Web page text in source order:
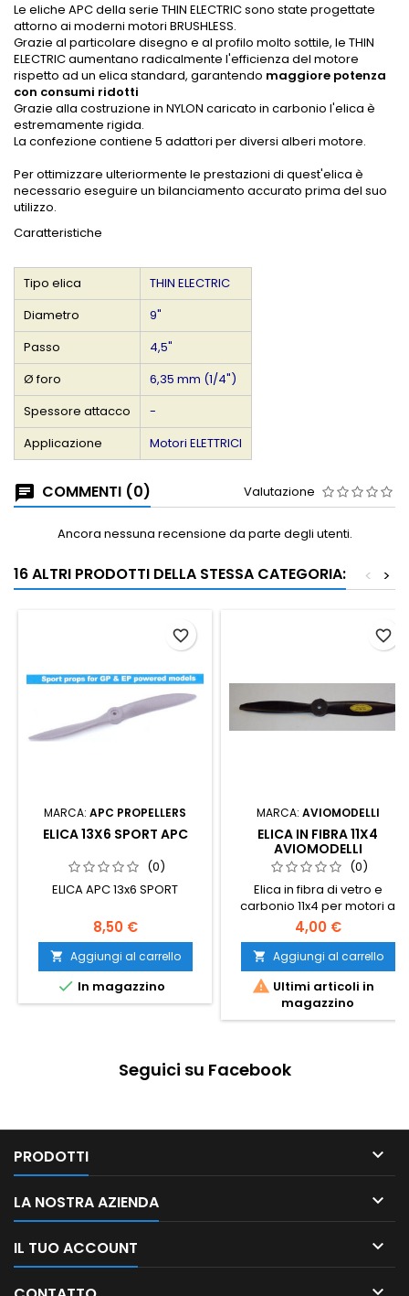
Le eliche APC della serie THIN ELECTRIC sono state progettate
attorno ai moderni motori BRUSHLESS.
Grazie al particolare disegno e al profilo molto sottile, le THIN
ELECTRIC aumentano radicalmente l'efficienza del motore
rispetto ad un elica standard, garantendo maggiore potenza
con consumi ridotti
Grazie alla costruzione in NYLON caricato in carbonio l'elica è
estremamente rigida.
La confezione contiene 5 adattori per diversi alberi motore.
Per ottimizzare ulteriormente le prestazioni di quest'elica è
necessario eseguire un bilanciamento accurato prima del suo
utilizzo.
Caratteristiche
Tipo elica
THIN ELECTRIC
Diametro
9"
Passo
4,5"
Ø foro
6,35 mm (1/4")
Spessore attacco
-
Applicazione
Motori ELETTRICI
COMMENTI (0) Valutazione
Ancora nessuna recensione da parte degli utenti.
16 ALTRI PRODOTTI DELLA STESSA CATEGORIA: >
<
MARCA: APC PROPELLERS
ELICA 13X6 SPORT APC
(0)
ELICA APC 13x6 SPORT
8,50 €
 Aggiungi al carrello
 In magazzino
favorite_border
MARCA: AVIOMODELLI
ELICA IN FIBRA 11X4
AVIOMODELLI
(0)
Elica in fibra di vetro e
carbonio 11x4 per motori a
scoppio
4,00 €
 Aggiungi al carrello
 Ultimi articoli in
magazzino
favorite_border
Seguici su Facebook
PRODOTTI 
LA NOSTRA AZIENDA 
IL TUO ACCOUNT 